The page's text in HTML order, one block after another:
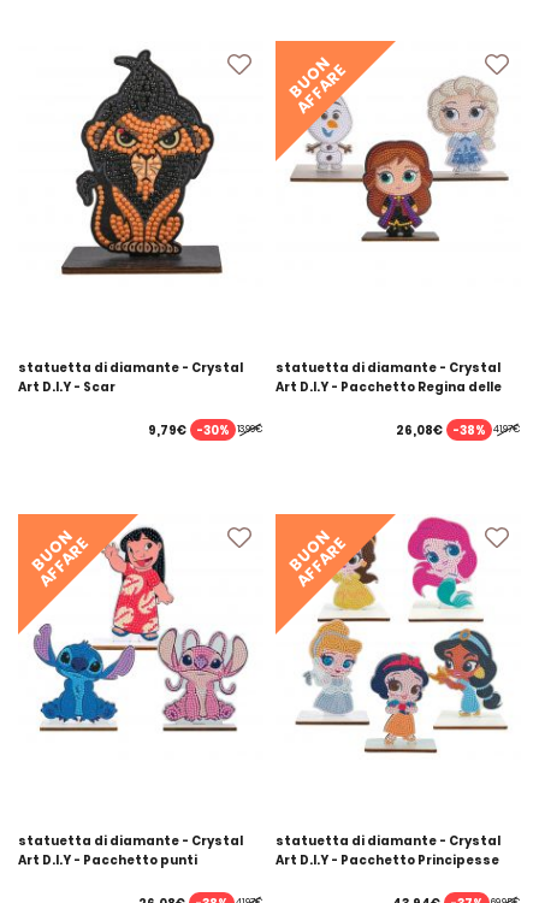
statuetta di diamante - Crystal
Art D.I.Y - Scar
13,99€
9,79€ -30%
BUON
AFFARE
statuetta di diamante - Crystal
Art D.I.Y - Pacchetto Regina delle
41,97€
26,08€ -38%
BUON
AFFARE
statuetta di diamante - Crystal
Art D.I.Y - Pacchetto punti
BUON
AFFARE
statuetta di diamante - Crystal
Art D.I.Y - Pacchetto Principesse